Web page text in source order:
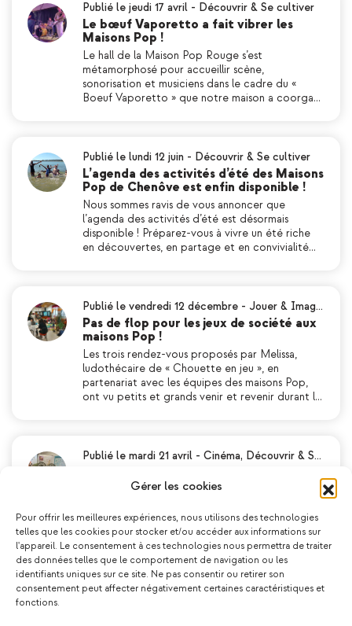
Gérer les cookies
Pour offrir les meilleures expériences, nous utilisons des technologies
telles que les cookies pour stocker et/ou accéder aux informations sur
l'appareil. Le consentement à ces technologies nous permettra de traiter
des données telles que le comportement de navigation ou les
identifiants uniques sur ce site. Ne pas consentir ou retirer son
consentement peut affecter négativement certaines caractéristiques et
fonctions.
Publié le jeudi 17 avril - Découvrir & Se cultiver
Le bœuf Vaporetto a fait vibrer les
Maisons Pop !
Le hall de la Maison Pop Rouge s’est
métamorphosé pour accueillir scène,
sonorisation et musiciens dans le cadre du «
Boeuf Vaporetto » que notre maison a coorga…
Publié le lundi 12 juin - Découvrir & Se cultiver
L’agenda des activités d’été des Maisons
Pop de Chenôve est enfin disponible !
Nous sommes ravis de vous annoncer que
l’agenda des activités d’été est désormais
disponible ! Préparez-vous à vivre un été riche
en découvertes, en partage et en convivialité…
Publié le vendredi 12 décembre - Jouer & Imag…
Pas de flop pour les jeux de société aux
maisons Pop !
Les trois rendez-vous proposés par Melissa,
ludothécaire de « Chouette en jeu », en
partenariat avec les équipes des maisons Pop,
ont vu petits et grands venir et revenir durant l…
Publié le mardi 21 avril - Cinéma, Découvrir & S…
célébrer les 60 ans des Maisons Pop !
création des Maisons Pop de Chenôve se devait
de faire une halte sur la case « cinéma » ! Activité
culturelle, artistique, espace de rencontres et…